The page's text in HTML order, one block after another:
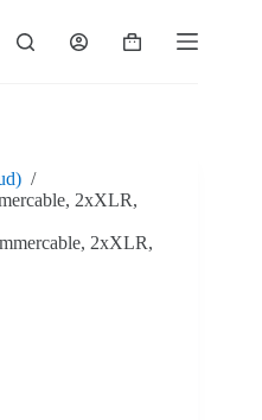
Varukorg
/
2xXLR,